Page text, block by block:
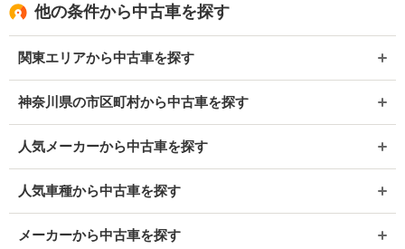
他の条件から中古車を探す
関東エリアから中古車を探す
神奈川県の市区町村から中古車を探す
人気メーカーから中古車を探す
人気車種から中古車を探す
メーカーから中古車を探す